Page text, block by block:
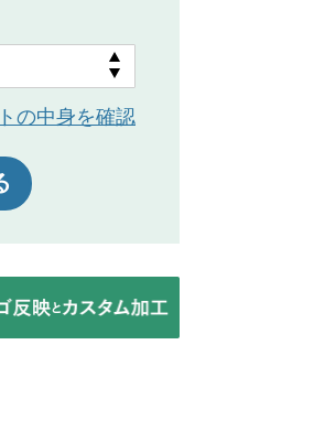
の中身を確認